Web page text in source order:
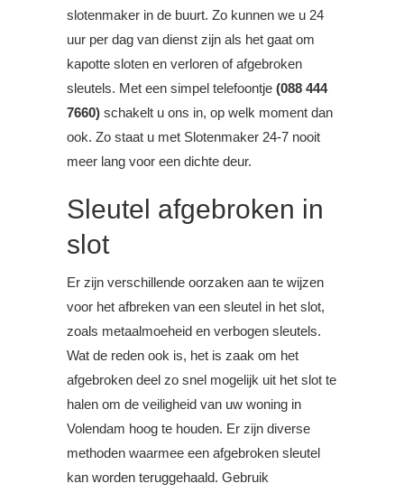
slotenmaker in de buurt. Zo kunnen we u 24
uur per dag van dienst zijn als het gaat om
kapotte sloten en verloren of afgebroken
sleutels. Met een simpel telefoontje (088 444
7660) schakelt u ons in, op welk moment dan
ook. Zo staat u met Slotenmaker 24-7 nooit
meer lang voor een dichte deur.
Sleutel afgebroken in
slot
Er zijn verschillende oorzaken aan te wijzen
voor het afbreken van een sleutel in het slot,
zoals metaalmoeheid en verbogen sleutels.
Wat de reden ook is, het is zaak om het
afgebroken deel zo snel mogelijk uit het slot te
halen om de veiligheid van uw woning in
Volendam hoog te houden. Er zijn diverse
methoden waarmee een afgebroken sleutel
kan worden teruggehaald. Gebruik